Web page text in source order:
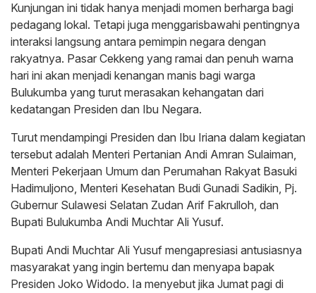
Kunjungan ini tidak hanya menjadi momen berharga bagi
pedagang lokal. Tetapi juga menggarisbawahi pentingnya
interaksi langsung antara pemimpin negara dengan
rakyatnya. Pasar Cekkeng yang ramai dan penuh warna
hari ini akan menjadi kenangan manis bagi warga
Bulukumba yang turut merasakan kehangatan dari
kedatangan Presiden dan Ibu Negara.
Turut mendampingi Presiden dan Ibu Iriana dalam kegiatan
tersebut adalah Menteri Pertanian Andi Amran Sulaiman,
Menteri Pekerjaan Umum dan Perumahan Rakyat Basuki
Hadimuljono, Menteri Kesehatan Budi Gunadi Sadikin, Pj.
Gubernur Sulawesi Selatan Zudan Arif Fakrulloh, dan
Bupati Bulukumba Andi Muchtar Ali Yusuf.
Bupati Andi Muchtar Ali Yusuf mengapresiasi antusiasnya
masyarakat yang ingin bertemu dan menyapa bapak
Presiden Joko Widodo. Ia menyebut jika Jumat pagi di